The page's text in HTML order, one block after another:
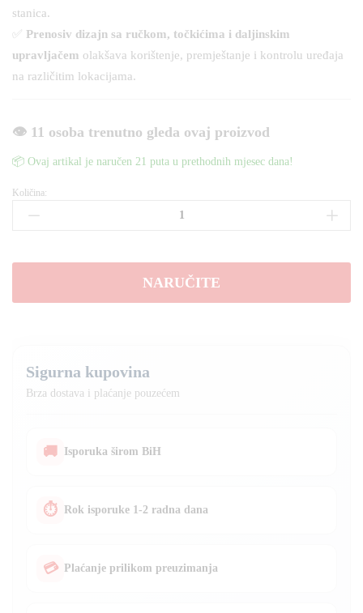
stanica.
Prenosiv dizajn sa ručkom, točkićima i daljinskim
upravljačem olakšava korištenje, premještanje i kontrolu uređaja
na različitim lokacijama.
👁️ 11 osoba trenutno gleda ovaj proizvod
📦 Ovaj artikal je naručen 21 puta u prethodnih mjesec dana!
COA-
K10
sa
količina
Količina:
NARUČITE
Sigurna kupovina
Brza dostava i plaćanje pouzećem
🚚 Isporuka širom BiH
⏱ Rok isporuke 1-2 radna dana
💳 Plaćanje prilikom preuzimanja